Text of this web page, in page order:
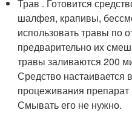
Трав . Готовится
шалфея, крапивы,
использовать травы по
предварительно их
травы заливаются 200
Средство настаивается
процеживания препарат
Смывать его не нужно.